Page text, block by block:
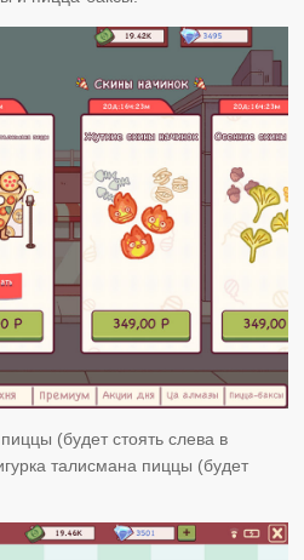
(будет стоять слева в
талисмана пиццы (будет